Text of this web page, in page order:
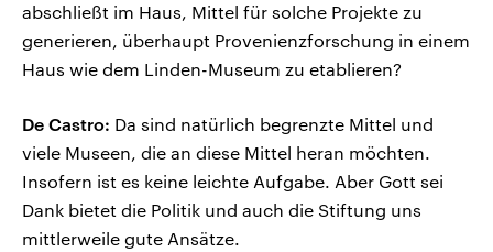
abschließt im Haus, Mittel für solche Projekte zu
generieren, überhaupt Provenienzforschung in einem
Haus wie dem Linden-Museum zu etablieren?
De Castro: Da sind natürlich begrenzte Mittel und
viele Museen, die an diese Mittel heran möchten.
Insofern ist es keine leichte Aufgabe. Aber Gott sei
Dank bietet die Politik und auch die Stiftung uns
mittlerweile gute Ansätze.